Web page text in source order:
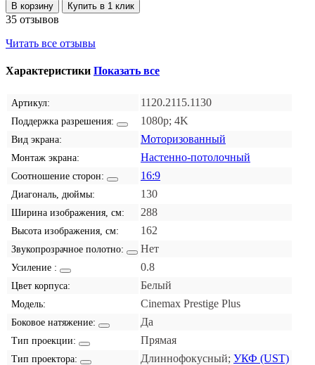
В корзину Купить в 1 клик
35 отзывов
Читать все отзывы
Характеристики Показать все
Артикул: 1120.2115.1130
Поддержка разрешения: 1080p; 4K
Вид экрана: Моторизованный
Монтаж экрана: Настенно-потолочный
Соотношение сторон: 16:9
Диагональ, дюймы: 130
Ширина изображения, см: 288
Высота изображения, см: 162
Звукопрозрачное полотно: Нет
Усиление : 0.8
Цвет корпуса: Белый
Модель: Cinemax Prestige Plus
Боковое натяжение: Да
Тип проекции: Прямая
Тип проектора: Длиннофокусный; УКФ (UST)